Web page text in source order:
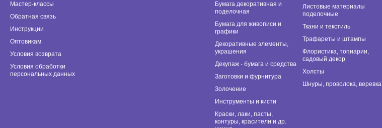
Мастер-классы
Обратная связь
Инструкции
Оптовикам
Условия возврата
Условия обработки
персональных данных
Бумага декоративная и
поделочная
Бумага для живописи и
графики
Декоративные элементы,
украшения
Декупаж - бумага и средства
Заготовки и фурнитура
Золочение
Инструменты и кисти
Краски, лаки, пасты,
контуры, красители и др.
Листовые материалы
поделочные
Ткани и текстиль
Трафареты и штампы
Флористика, топиарии,
садовый декор
Холсты
Шнуры, проволока, веревка